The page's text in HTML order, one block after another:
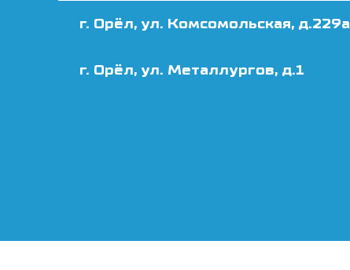
г. Орёл, ул. Комсомольская, д.229а
г. Орёл, ул. Металлургов, д.1